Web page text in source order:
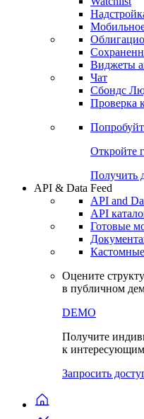
Получить
Инструментарий
Портфель
Watchlist
Виджеты
Чат
Сбондс
Проверка
Откройте
Получить
API & Data Feed
API and
API
Кастомные
Оцените
в публичном
DEMO
Получите